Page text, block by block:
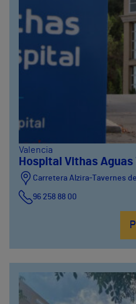
Valencia
Hospital Vithas Aguas
Carretera Alzira-Tavernes
96 258 88 00